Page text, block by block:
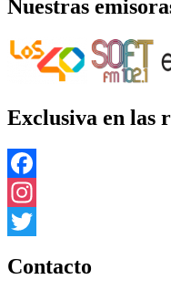
Nuestras
Exclusiva en las
Facebook
Instagram
Contacto